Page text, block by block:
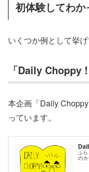
初体験してわか
いくつか例として挙げ
「Daily Choppy
本企画「Daily
っています。
ふ
のカ